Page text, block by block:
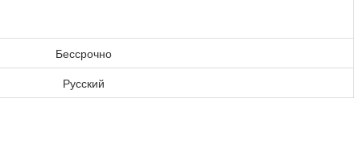
Бессрочно
Русский